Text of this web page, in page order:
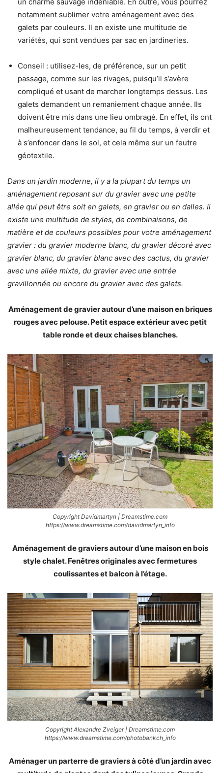
notamment sublimer votre aménagement avec des
galets par couleurs. Il en existe une multitude de
variétés, qui sont vendues par sac en jardineries.
Conseil : utilisez-les, de préférence, sur un petit
passage, comme sur les rivages, puisqu’il s’avère
compliqué et usant de marcher longtemps dessus. Les
galets demandent un remaniement chaque année. Ils
doivent être mis dans une lieu ombragé. En effet, ils ont
malheureusement tendance, au fil du temps, à verdir et
à s’enfoncer dans le sol, et cela même sur un feutre
géotextile.
Dans un jardin moderne, il y a la plupart du temps un
aménagement reposant sur du gravier avec une petite
allée qui peut être soit en galets, en gravier ou en dalles. Il
existe une multitude de styles, de combinaisons, de
matière et de couleurs possibles pour votre aménagement
gravier : du gravier moderne blanc, du gravier décoré avec
gravier blanc, du gravier blanc avec des cactus, du gravier
avec une allée mixte, du gravier avec une entrée
gravillonnée ou encore du gravier avec des galets.
Aménagement de gravier autour d’une maison en briques
rouges avec pelouse. Petit espace extérieur avec petit
table ronde et deux chaises blanches.
Copyright Davidmartyn | Dreamstime.com
https://www.dreamstime.com/davidmartyn_info
Aménagement de graviers autour d’une maison en bois
style chalet. Fenêtres originales avec fermetures
coulissantes et balcon à l’étage.
Copyright Alexandre Zveiger | Dreamstime.com
https://www.dreamstime.com/photobankch_info
Aménager un parterre de graviers à côté d’un jardin avec